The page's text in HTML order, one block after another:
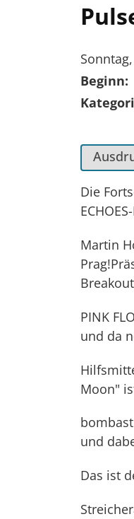
Tag der
Beginn:
Die
Martin
PINK
und da
Moon"
und
Das ist